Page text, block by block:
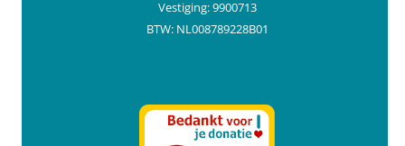
Vestiging: 9900713
BTW: NL008789228B01